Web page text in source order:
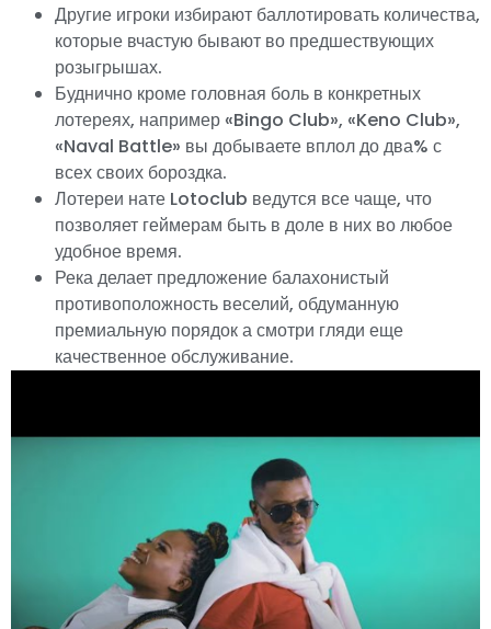
Другие игроки избирают баллотировать количества,
которые вчастую бывают во предшествующих
розыгрышах.
Буднично кроме головная боль в конкретных
лотереях, например «Bingo Club», «Keno Club»,
«Naval Battle» вы добываете вплол до два% с
всех своих бороздка.
Лотереи нате Lotoclub ведутся все чаще, что
позволяет геймерам быть в доле в них во любое
удобное время.
Река делает предложение балахонистый
противоположность веселий, обдуманную
премиальную порядок а смотри гляди еще
качественное обслуживание.